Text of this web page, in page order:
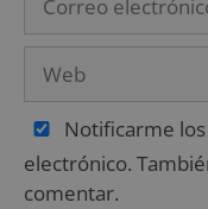
Notificarme
electrónico.
comentar.